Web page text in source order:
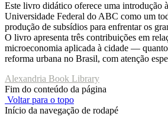
Este livro didático oferece uma introdução
Universidade Federal do ABC como um
produção de subsídios para enfrentar os
O livro apresenta três contribuições em
microeconomia aplicada à cidade —
reforma urbana no Brasil, com atenção
Alexandria Book Library
Fim do conteúdo da página
Voltar para o topo
Início da navegação de rodapé